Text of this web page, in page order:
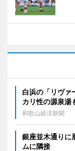
白浜の「リヴ
カリ性の源泉湯
和歌山経済新聞
銀座並木通り
ムに隣接